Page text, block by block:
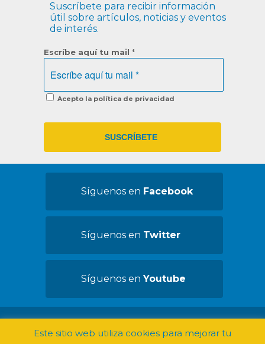
Suscríbete para recibir información
útil sobre artículos, noticias y eventos
de interés.
Escríbe aquí tu mail *
Acepto la política de privacidad
Síguenos en Facebook
Síguenos en Twitter
Síguenos enYoutube
Este sitio web utiliza cookies para mejorar tu